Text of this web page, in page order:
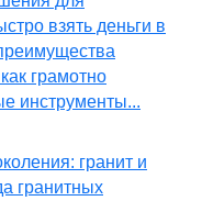
взять деньги в
грамотно
инструменты...
гранит и
гранитных